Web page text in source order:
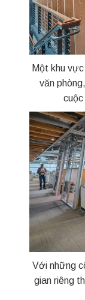
Một khu
văn
cuộc
Với những
gian riêng